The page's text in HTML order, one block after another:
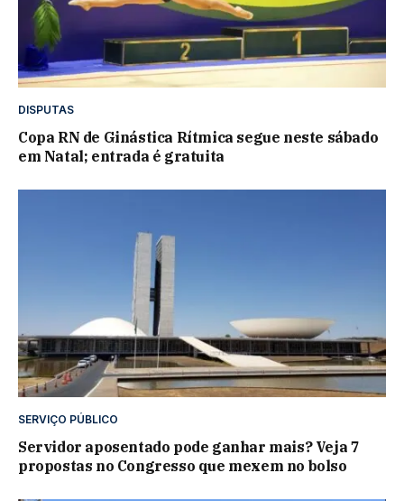
DISPUTAS
Copa RN de Ginástica Rítmica segue neste sábado
em Natal; entrada é gratuita
SERVIÇO PÚBLICO
Servidor aposentado pode ganhar mais? Veja 7
propostas no Congresso que mexem no bolso